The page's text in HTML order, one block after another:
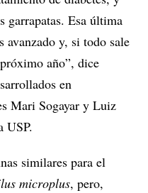
garrapatas. Esa última
avanzado y, si todo sale
año”, dice
en
Mari Sogayar y Luiz
USP.
similares para el
microplus, pero,